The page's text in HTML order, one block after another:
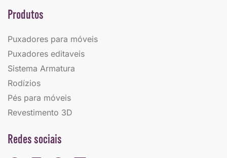
Produtos
Puxadores para móveis
Puxadores editaveis
Sistema Armatura
Rodízios
Pés para móveis
Revestimento 3D
Redes sociais